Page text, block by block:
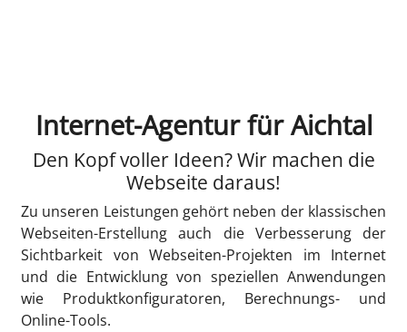
Internet-Agentur für Aichtal
Den Kopf voller Ideen? Wir machen die
Webseite daraus!
Zu unseren Leistungen gehört neben der klassischen
Webseiten-Erstellung auch die Verbesserung der
Sichtbarkeit von Webseiten-Projekten im Internet
und die Entwicklung von speziellen Anwendungen
wie Produktkonfiguratoren, Berechnungs- und
Online-Tools.